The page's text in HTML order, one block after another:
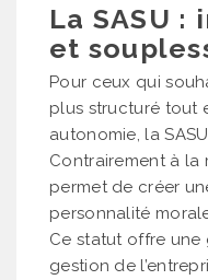
La SASU :
et
Pour ceux qui
plus structuré tout
autonomie, la
Contrairement à la
permet de créer
personnalité
Ce statut offre
gestion de